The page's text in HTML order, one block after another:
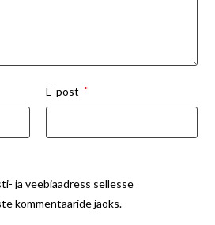
E-post *
ja veebiaadress sellesse
kommentaaride jaoks.